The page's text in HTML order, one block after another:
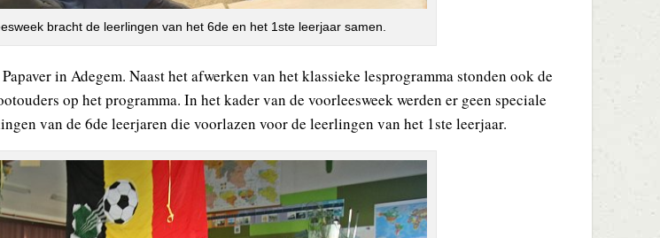
bracht de leerlingen van het 6de en het 1ste leerjaar samen.
in Adegem. Naast het afwerken van het klassieke lesprogramma stonden ook de
op het programma. In het kader van de voorleesweek werden er geen speciale
van de 6de leerjaren die voorlazen voor de leerlingen van het 1ste leerjaar.